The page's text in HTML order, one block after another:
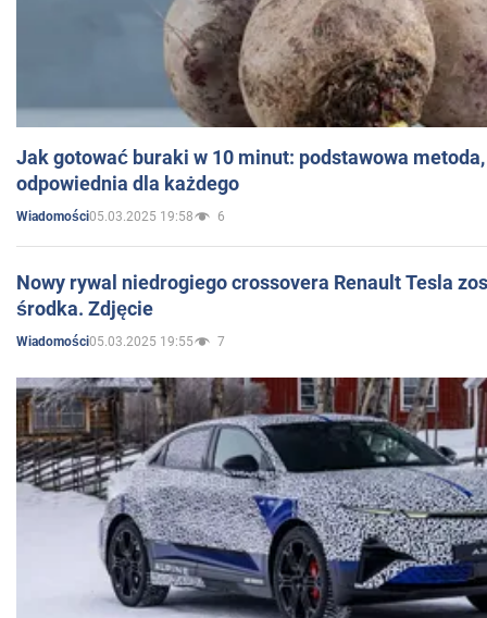
Jak gotować buraki w 10 minut: podstawowa
odpowiednia dla każdego
Wiadomości05.03.2025 19:58 6
Nowy rywal niedrogiego crossovera Renault Tesla
środka. Zdjęcie
Wiadomości05.03.2025 19:55 7